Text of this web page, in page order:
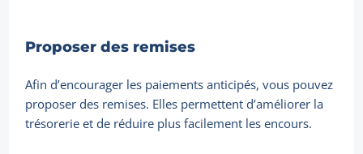
Proposer des remises
Afin d’encourager les paiements anticipés, vous pouvez
proposer des remises. Elles permettent d’améliorer la
trésorerie et de réduire plus facilement les encours.